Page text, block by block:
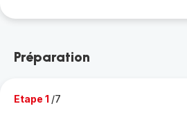
Préparation
Etape 1 /7